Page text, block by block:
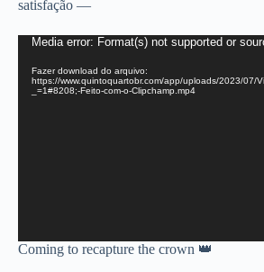
satisfação —
o
Media error: Format(s) not supported or
Fazer download do arquivo:
https://www.quintoquartobr.com/app/uploads/2023/07/
_=1#8208;-Feito-com-o-Clipchamp.mp4
Coming to recapture the crown 👑